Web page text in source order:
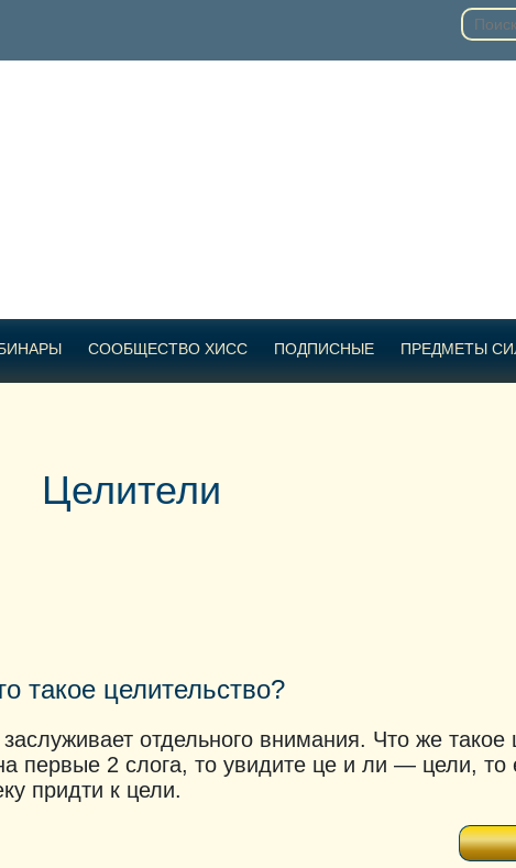
СООБЩЕСТВО ХИСС ПОДПИСНЫЕ ПРЕДМЕТЫ
Целители
такое целительство?
отдельного внимания. Что же такое
первые 2 слога, то увидите це и ли — цели, то
придти к цели.